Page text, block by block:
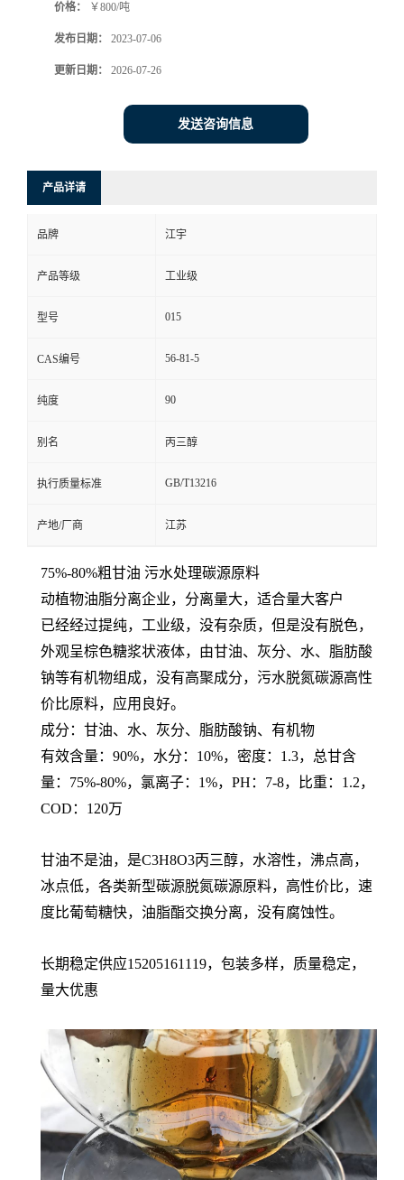
价格： ￥800/吨
发布日期： 2023-07-06
更新日期： 2026-07-26
发送咨询信息
产品详请
品牌 江宇
产品等级 工业级
型号 015
CAS编号 56-81-5
纯度 90
别名 丙三醇
执行质量标准 GB/T13216
产地/厂商 江苏
75%-80%粗甘油 污水处理碳源原料
动植物油脂分离企业，分离量大，适合量大客户
已经经过提纯，工业级，没有杂质，但是没有脱色，
外观呈棕色糖浆状液体，由甘油、灰分、水、脂肪酸
钠等有机物组成，没有高聚成分，污水脱氮碳源高性
价比原料，应用良好。
成分：甘油、水、灰分、脂肪酸钠、有机物
有效含量：90%，水分：10%，密度：1.3，总甘含
量：75%-80%，氯离子：1%，PH：7-8，比重：1.2，
COD：120万
甘油不是油，是C3H8O3丙三醇，水溶性，沸点高，
冰点低，各类新型碳源脱氮碳源原料，高性价比，速
度比葡萄糖快，油脂酯交换分离，没有腐蚀性。
长期稳定供应15205161119，包装多样，质量稳定，
量大优惠